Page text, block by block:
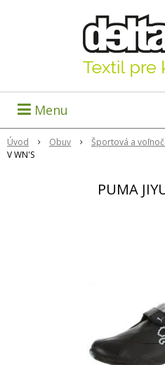
Menu
Úvod Obuv Športová a
V WN'S
PUMA